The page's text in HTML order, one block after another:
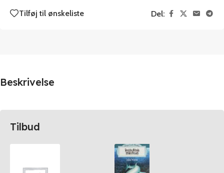
Tilføj til ønskeliste Del:
Beskrivelse
Tilbud